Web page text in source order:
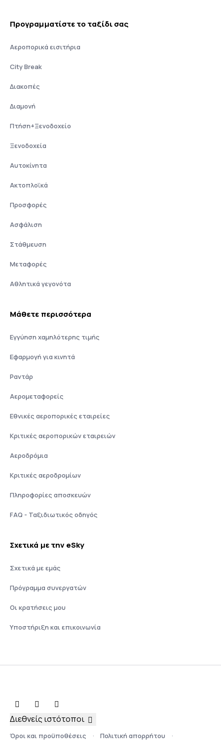
Προγραμματίστε το ταξίδι σας
Αεροπορικά εισιτήρια
City Break
Διακοπές
Διαμονή
Πτήση+Ξενοδοχείο
Ξενοδοχεία
Αυτοκίνητα
Ακτοπλοϊκά
Προσφορές
Ασφάλιση
Στάθμευση
Μεταφορές
Αθλητικά γεγονότα
Μάθετε περισσότερα
Εγγύηση χαμηλότερης τιμής
Εφαρμογή για κινητά
Ραντάρ
Αερομεταφορείς
Εθνικές αεροπορικές εταιρείες
Κριτικές αεροπορικών εταιρειών
Αεροδρόμια
Κριτικές αεροδρομίων
Πληροφορίες αποσκευών
FAQ - Ταξιδιωτικός οδηγός
Σχετικά με την eSky
Σχετικά με εμάς
Πρόγραμμα συνεργατών
Οι κρατήσεις μου
Υποστήριξη και επικοινωνία
Όροι και προϋποθέσεις Πολιτική απορρήτου
Διεθνείς ιστότοποι